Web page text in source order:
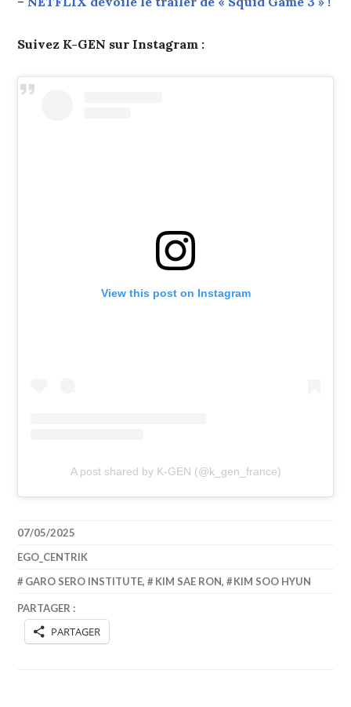
Suivez K-GEN sur Instagram :
View this post on Instagram
A post shared by K-GEN (@k_gen_france)
07/05/2025
EGO_CENTRIK
GARO SERO INSTITUTE, KIM SAE RON, KIM SOO HYUN
PARTAGER :
PARTAGER